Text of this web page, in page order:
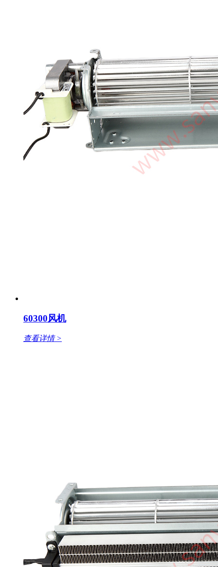
60300风机
查看详情 >